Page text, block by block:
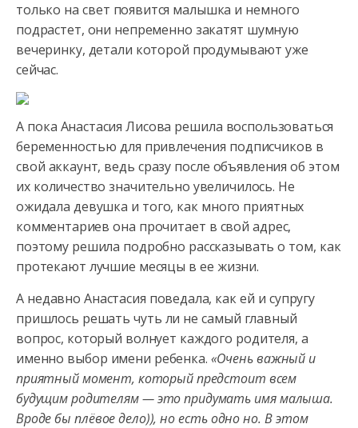
только на свет появится малышка и немного
подрастет, они непременно закатят шумную
вечеринку, детали которой продумывают уже
сейчас.
А пока Анастасия Лисова решила воспользоваться
беременностью для привлечения подписчиков в
свой аккаунт, ведь сразу после объявления об этом
их количество значительно увеличилось. Не
ожидала девушка и того, как много приятных
комментариев она прочитает в свой адрес,
поэтому решила подробно рассказывать о том, как
протекают лучшие месяцы в ее жизни.
А недавно Анастасия поведала, как ей и супругу
пришлось решать чуть ли не самый главный
вопрос, который волнует каждого родителя, а
именно выбор имени ребенка. «Очень важный и
приятный момент, который предстоит всем
будущим родителям — это придумать имя малыша.
Вроде бы плёвое дело)), но есть одно но. В этом